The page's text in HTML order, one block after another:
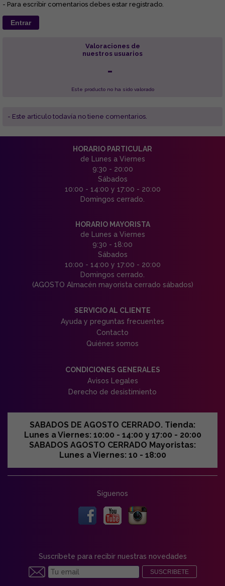
- Para escribir comentarios debes estar registrado.
Entrar
Valoraciones de
nuestros usuarios
-
Este producto no ha sido valorado
- Este articulo todavía no tiene comentarios.
HORARIO PARTICULAR
de Lunes a Viernes
9:30 - 20:00
Sábados
10:00 - 14:00 y 17:00 - 20:00
Domingos cerrado.
HORARIO MAYORISTA
de Lunes a Viernes
9:30 - 18:00
Sábados
10:00 - 14:00 y 17:00 - 20:00
Domingos cerrado.
(AGOSTO Almacén mayorista cerrado sábados)
SERVICIO AL CLIENTE
Ayuda y preguntas frecuentes
Contacto
Quiénes somos
CONDICIONES GENERALES
Avisos Legales
Derecho de desistimiento
SABADOS DE AGOSTO CERRADO. Tienda:
Lunes a Viernes: 10:00 - 14:00 y 17:00 - 20:00
SABADOS AGOSTO CERRADO Mayoristas:
Lunes a Viernes: 10 - 18:00
Síguenos
Suscríbete para recibir nuestras novedades
SUSCRIBETE